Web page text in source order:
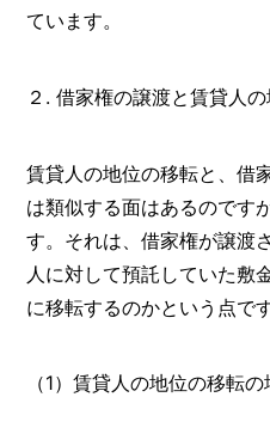
ています。
２. 借家権の譲渡と賃貸人
賃貸人の地位の移転と、借
は類似する面はあるのです
す。それは、借家権が譲渡
人に対して預託していた敷
に移転するのかという点です
（1）賃貸人の地位の移転の